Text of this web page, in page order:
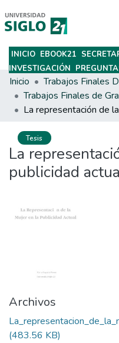
Subir
INICIO EBOOK21
INVESTIGACIÓN
Inicio
Trabajos Finales de
Tesis
La
publicidad
Archivos
(483.56 KB)